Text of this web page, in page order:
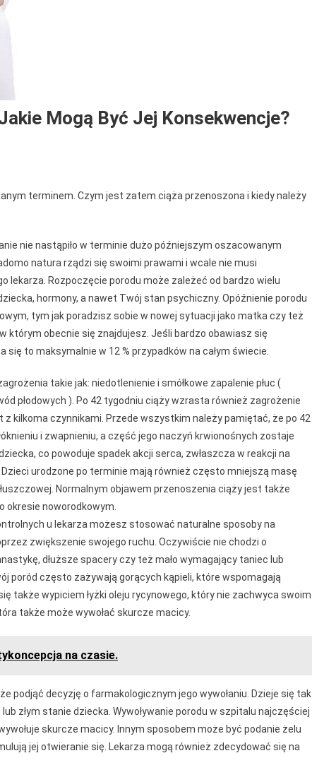
Mogą Być Jej Konsekwencje?
terminem. Czym jest zatem ciąża przenoszona i kiedy należy
nie nastąpiło w terminie dużo późniejszym oszacowanym
natura rządzi się swoimi prawami i wcale nie musi
Rozpoczęcie porodu może zależeć od bardzo wielu
hormony, a nawet Twój stan psychiczny. Opóźnienie porodu
tym jak poradzisz sobie w nowej sytuacji jako matka czy też
którym obecnie się znajdujesz. Jeśli bardzo obawiasz się
to maksymalnie w 12 % przypadków na całym świecie.
takie jak: niedotlenienie i smółkowe zapalenie płuc (
płodowych ). Po 42 tygodniu ciąży wzrasta również zagrożenie
kilkoma czynnikami. Przede wszystkim należy pamiętać, że po 42
i zwapnieniu, a część jego naczyń krwionośnych zostaje
co powoduje spadek akcji serca, zwłaszcza w reakcji na
urodzone po terminie mają również często mniejszą masę
Normalnym objawem przenoszenia ciąży jest także
okresie noworodkowym.
u lekarza możesz stosować naturalne sposoby na
zwiększenie swojego ruchu. Oczywiście nie chodzi o
dłuższe spacery czy też mało wymagający taniec lub
poród często zażywają gorących kąpieli, które wspomagają
także wypiciem łyżki oleju rycynowego, który nie zachwyca swoim
także może wywołać skurcze macicy.
na czasie.
podjąć decyzję o farmakologicznym jego wywołaniu. Dzieje się tak
złym stanie dziecka. Wywoływanie porodu w szpitalu najczęściej
skurcze macicy. Innym sposobem może być podanie żelu
jej otwieranie się. Lekarza mogą również zdecydować się na